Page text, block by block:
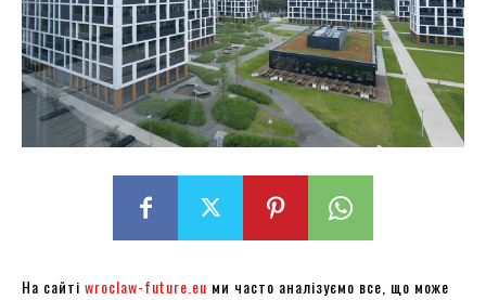
На сайті wroclaw-future.eu ми часто аналізуємо все, що може